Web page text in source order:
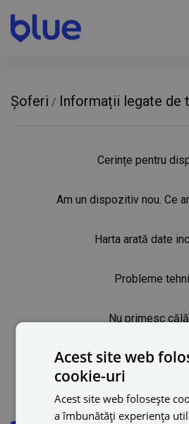
Șoferi / Informații legate de
Cerințe pentru
Am un dispozitiv nou. Ce
Harta arată date
Probleme
Nu primesc
Probleme cu
Heatmaps
Acest site web
cookie-uri
Acest site web folosește
a îmbunătăți experiența